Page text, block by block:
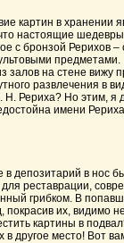
в хранении
настоящие
Рерихов –
предметами.
на стене вижу
развлечения в
Рериха? Но этим, я
имени
в нос
реставрации,
грибком. В
покрасив их, видимо
картины в
в другое место! Вот